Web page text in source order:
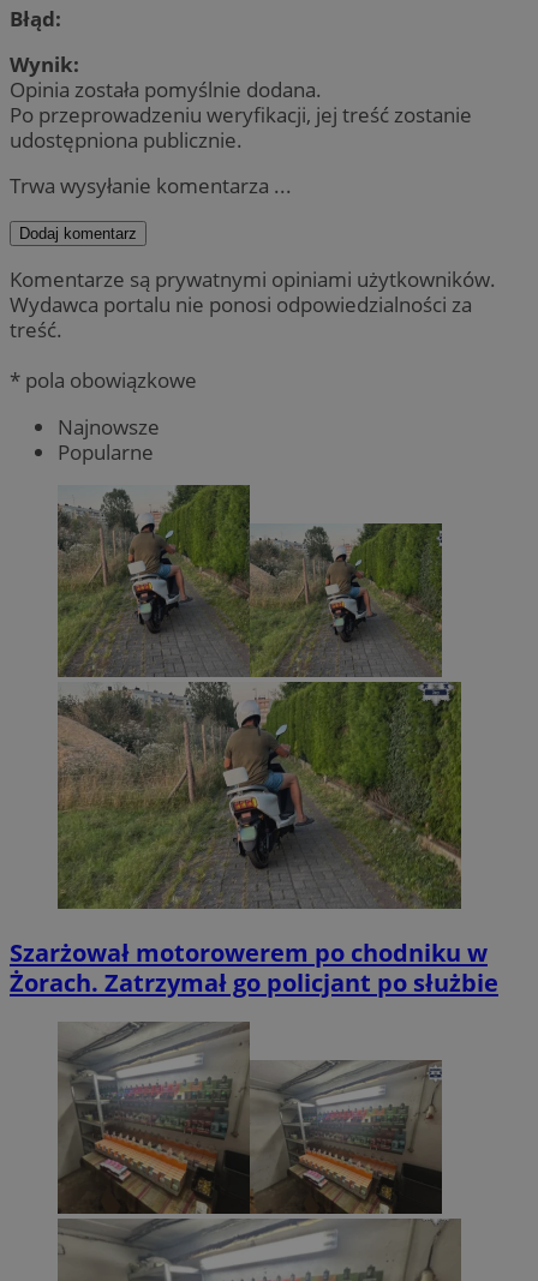
Błąd:
Wynik:
Opinia została pomyślnie dodana.
Po przeprowadzeniu weryfikacji, jej treść zostanie
udostępniona publicznie.
Trwa wysyłanie komentarza ...
Dodaj komentarz
Komentarze są prywatnymi opiniami użytkowników.
Wydawca portalu nie ponosi odpowiedzialności za
treść.
* pola obowiązkowe
Najnowsze
Popularne
Szarżował motorowerem po chodniku w
Żorach. Zatrzymał go policjant po służbie